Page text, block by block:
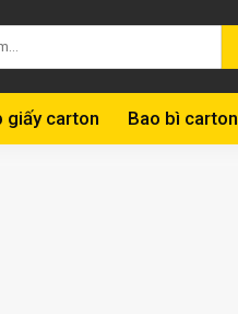
giấy carton Bao bì carton